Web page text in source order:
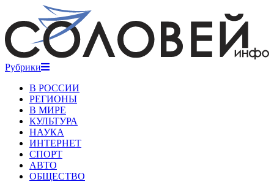
Рубрики
В РОССИИ
РЕГИОНЫ
В МИРЕ
КУЛЬТУРА
НАУКА
ИНТЕРНЕТ
СПОРТ
АВТО
ОБЩЕСТВО